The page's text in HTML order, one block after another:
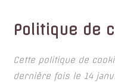
Politique de
Cette politique de
dernière fois le 14